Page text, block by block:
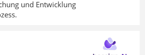
und Entwicklung